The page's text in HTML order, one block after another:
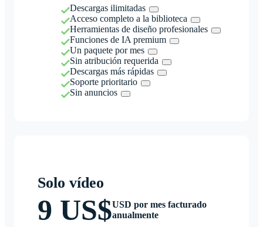
Descargas ilimitadas
Acceso completo a la biblioteca
Herramientas de diseño profesionales
Funciones de IA premium
Un paquete por mes
Sin atribución requerida
Descargas más rápidas
Soporte prioritario
Sin anuncios
Solo vídeo
9 US$USD por mes facturado
anualmente